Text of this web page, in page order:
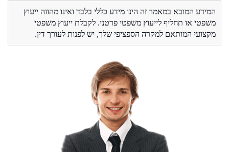
המידע המובא במאמר זה הינו מידע כללי בלבד ואינו מהווה ייעוץ
משפטי או תחליף לייעוץ משפטי פרטני. לקבלת ייעוץ משפטי
מקצועי המותאם למקרה הספציפי שלך, יש לפנות לעורך דין.